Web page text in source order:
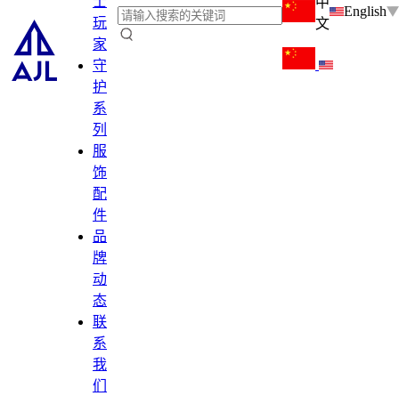
玩
家
守
护
系
列
服
饰
配
件
品
牌
动
态
联
系
我
们
文
English